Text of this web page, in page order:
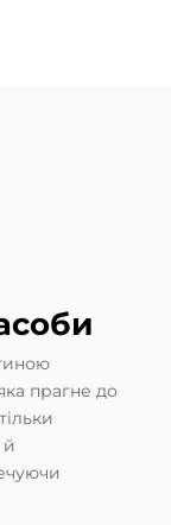
прагне до
й